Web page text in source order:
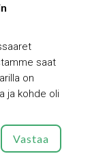
saat
on
ja kohde oli
Vastaa